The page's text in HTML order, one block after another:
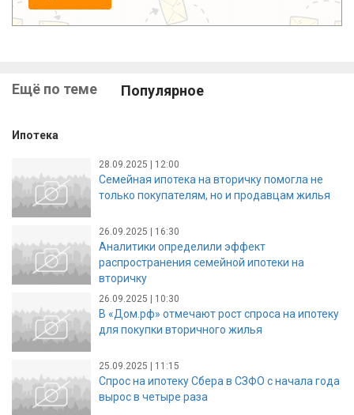
Ещё по теме Популярное
Ипотека
28.09.2025 | 12:00
Семейная ипотека на вторичку помогла не
только покупателям, но и продавцам жилья
26.09.2025 | 16:30
Аналитики определили эффект
распространения семейной ипотеки на
вторичку
26.09.2025 | 10:30
В «Дом.рф» отмечают рост спроса на ипотеку
для покупки вторичного жилья
25.09.2025 | 11:15
Спрос на ипотеку Сбера в СЗФО с начала года
вырос в четыре раза